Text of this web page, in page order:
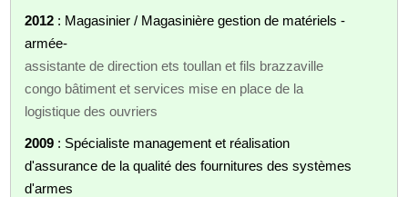
2012 : Magasinier / Magasinière gestion de matériels -
armée-
assistante de direction ets toullan et fils brazzaville
congo bâtiment et services mise en place de la
logistique des ouvriers
2009 : Spécialiste management et réalisation
d'assurance de la qualité des fournitures des systèmes
d'armes